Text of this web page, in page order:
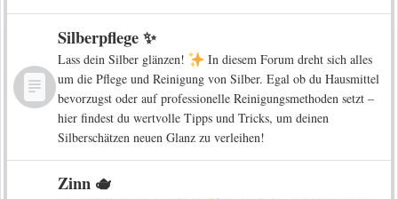
Silberpflege ✨
Lass dein Silber glänzen!
In diesem Forum dreht sich alles
um die Pflege und Reinigung von Silber. Egal ob du Hausmittel
bevorzugst oder auf professionelle Reinigungsmethoden setzt –
hier findest du wertvolle Tipps und Tricks, um deinen
Silberschätzen neuen Glanz zu verleihen!
Zinn 🫖